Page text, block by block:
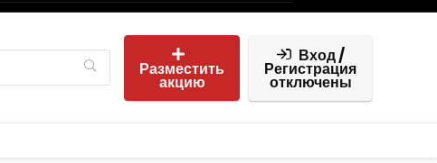
Разместить
акцию
Вход /
Регистрация
отключены